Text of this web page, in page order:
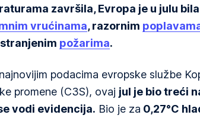
završila, Evropa je u julu
vrućinama, razornim
požarima.
podacima evropske službe
promene (C3S), ovaj jul je bio treći
vodi evidencija. Bio je za 0,27°C